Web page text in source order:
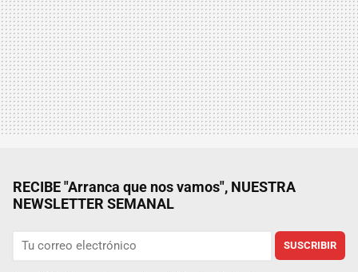
RECIBE "Arranca que nos vamos", NUESTRA
NEWSLETTER SEMANAL
SUSCRIBIR